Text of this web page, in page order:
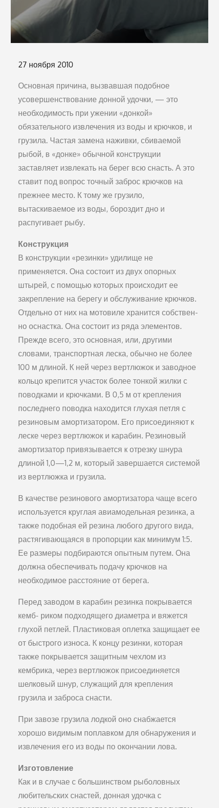
Опубликовано
27 ноября 2010
Основная причина, вызвавшая подобное
усовершенст­вование донной удочки, — это
необходимость при ужении «донкой»
обязательного извлечения из воды и крючков, и
грузила. Частая замена наживки, сбиваемой
рыбой, в «дон­ке» обычной конструкции
заставляет извлекать на берег всю снасть. А это
ставит под вопрос точный заброс крючков на
прежнее место. К тому же грузило,
вытаскиваемое из во­ды, бороздит дно и
распугивает рыбу.
Конструкция
В конструкции «резинки» удилище не
применяется. Она состоит из двух опорных
штырей, с помощью кото­рых происходит ее
закрепление на берегу и обслуживание крючков.
Отдельно от них на мотовиле хранится собствен­
но оснастка. Она состоит из ряда элементов.
Прежде всего, это основная, или, другими
словами, транспортная леска, обычно не более
100 м длиной. К ней через вертлюжок и заводное
кольцо крепится участок бо­лее тонкой жилки с
поводками и крючками. В 0,5 м от крепления
последнего поводка находится глухая петля с
рези­новым амортизатором. Его присоединяют к
леске через вертлюжок и карабин. Резиновый
амортизатор привязы­вается к отрезку шнура
длиной 1,0—1,2 м, который за­вершается системой
из вертлюжка и грузила.
В качестве резинового амортизатора чаще всего
исполь­зуется круглая авиамодельная резинка, а
также подобная ей резина любого другого вида,
растягивающаяся в про­порции как минимум 1:5.
Ее размеры подбираются опыт­ным путем. Она
должна обеспечивать подачу крючков на
необходимое расстояние от берега.
Перед заводом в карабин резинка покрывается
кемб- риком подходящего диаметра и вяжется
глухой петлей. Пластиковая оплетка защищает ее
от быстрого износа. К концу резинки, которая
также покрывается защитным чехлом из
кембрика, через вертлюжок присоединяется
шелковый шнур, служащий для крепления
грузила и за­броса снасти.
При завозе грузила лодкой оно снабжается
хорошо видимым поплавком для обнаружения и
извлечения его из воды по окончании лова.
Изготовление
Как и в случае с большинством рыболовных
любитель­ских снастей, донная удочка с